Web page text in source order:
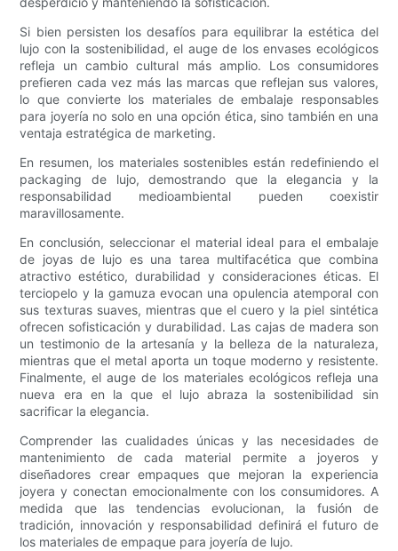
Si bien persisten los desafíos para equilibrar la estética del
lujo con la sostenibilidad, el auge de los envases ecológicos
refleja un cambio cultural más amplio. Los consumidores
prefieren cada vez más las marcas que reflejan sus valores,
lo que convierte los materiales de embalaje responsables
para joyería no solo en una opción ética, sino también en una
ventaja estratégica de marketing.
En resumen, los materiales sostenibles están redefiniendo el
packaging de lujo, demostrando que la elegancia y la
responsabilidad medioambiental pueden coexistir
maravillosamente.
En conclusión, seleccionar el material ideal para el embalaje
de joyas de lujo es una tarea multifacética que combina
atractivo estético, durabilidad y consideraciones éticas. El
terciopelo y la gamuza evocan una opulencia atemporal con
sus texturas suaves, mientras que el cuero y la piel sintética
ofrecen sofisticación y durabilidad. Las cajas de madera son
un testimonio de la artesanía y la belleza de la naturaleza,
mientras que el metal aporta un toque moderno y resistente.
Finalmente, el auge de los materiales ecológicos refleja una
nueva era en la que el lujo abraza la sostenibilidad sin
sacrificar la elegancia.
Comprender las cualidades únicas y las necesidades de
mantenimiento de cada material permite a joyeros y
diseñadores crear empaques que mejoran la experiencia
joyera y conectan emocionalmente con los consumidores. A
medida que las tendencias evolucionan, la fusión de
tradición, innovación y responsabilidad definirá el futuro de
los materiales de empaque para joyería de lujo.